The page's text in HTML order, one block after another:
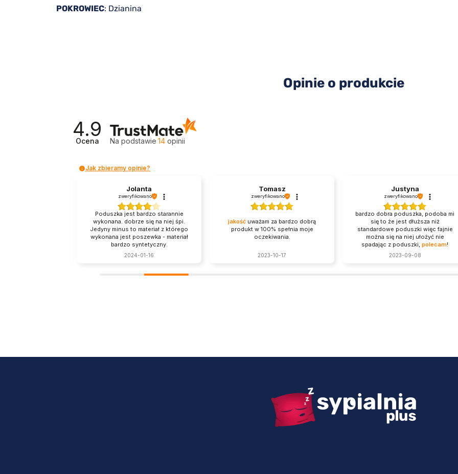
POKROWIEC: Dzianina
Opinie o produkcie
4.9
Ocena Na podstawie 14 opinii
Jak zbieramy opinie?
Jolanta
zweryfikowano
Poduszka jest bardzo starannie
wykonana. dobrze się na niej śpi.
Jedyny minus to materiał z którego
wykonana jest poszewka - materiał
bardzo syntetyczny.
2024-01-16
Tomasz
zweryfikowano
jakość uważam za bardzo dobrą
produkt w 100% spełnia moje
oczekiwania.
2023-10-17
Justyna
zweryfikowano
bardzo dobra poduszka, podoba mi
się to że jest dłuższa niż
standardowe poduszki więc fajnie
można się na niej ułożyć nie
spadając z poduszki, polecam!
2023-09-08